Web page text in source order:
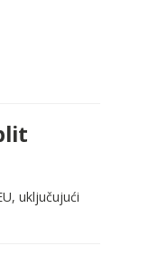
uključujući